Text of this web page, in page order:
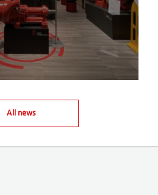
All news